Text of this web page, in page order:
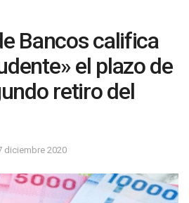
Bancos califica
el plazo de
retiro del
diciembre 2020